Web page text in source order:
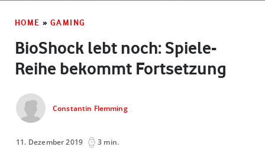
HOME » GAMING
BioShock lebt noch: Spiele-
Reihe bekommt Fortsetzung
Constantin Flemming
11. Dezember 2019 3 min.